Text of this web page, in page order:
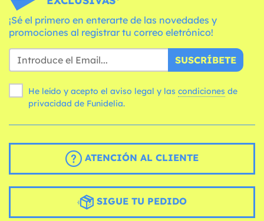
¡Sé el primero en enterarte de las novedades y
promociones al registrar tu correo eletrónico!
SUSCRÍBETE
He leído y acepto el aviso legal y las condiciones
privacidad de Funidelia.
ATENCIÓN AL CLIENTE
SIGUE TU PEDIDO